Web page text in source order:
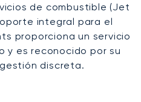
de combustible (Jet
integral para el
proporciona un servicio
y es reconocido por su
discreta.